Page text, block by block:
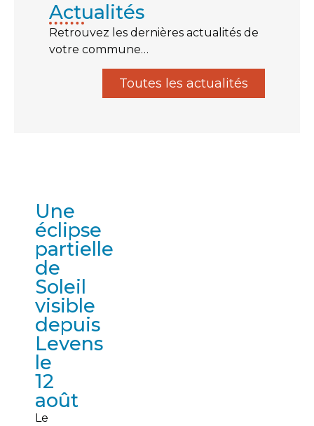
Actualités
Retrouvez les dernières actualités de
votre commune…
Toutes les actualités
Une
éclipse
partielle
de
Soleil
visible
depuis
Levens
le
12
août
Le